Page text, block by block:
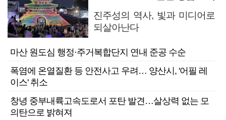
진주성의 역사, 빛과 미디어로
되살아난다
마산 원도심 행정·주거복합단지 연내 준공 수순
폭염에 온열질환 등 안전사고 우려… 양산시, '어필 레
이스' 취소
창녕 중부내륙고속도로서 포탄 발견…살상력 없는 모
의탄으로 밝혀져